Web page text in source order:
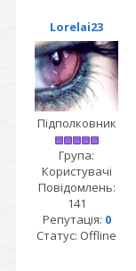
Lorelai23
Підполковник
Група:
Користувачі
Повідомлень:
141
Репутація: 0
Статус: Offline